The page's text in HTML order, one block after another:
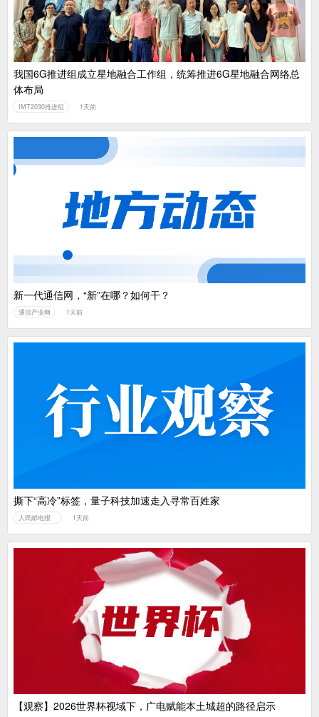
我国6G推进组成立星地融合工作组，统筹推进6G星地融合网络总
体布局
IMT2030推进组 1天前
新一代通信网，“新”在哪？如何干？
通信产业网 1天前
撕下“高冷”标签，量子科技加速走入寻常百姓家
人民邮电报 1天前
【观察】2026世界杯视域下，广电赋能本土城超的路径启示